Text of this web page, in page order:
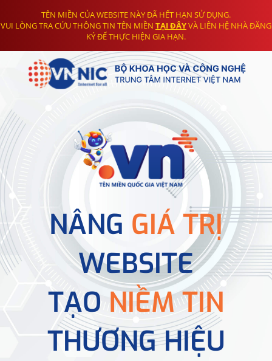
TÊN MIỀN CỦA WEBSITE NÀY ĐÃ HẾT HẠN SỬ DỤNG.
VUI LÒNG TRA CỨU THÔNG TIN TÊN MIỀN TẠI ĐÂYVÀ LIÊN HỆ NHÀ ĐĂNG
KÝ ĐỂ THỰC HIỆN GIA HẠN.
NÂNG GIÁ TRỊ
WEBSITE
TẠONIỀM TIN
THƯƠNG HIỆU